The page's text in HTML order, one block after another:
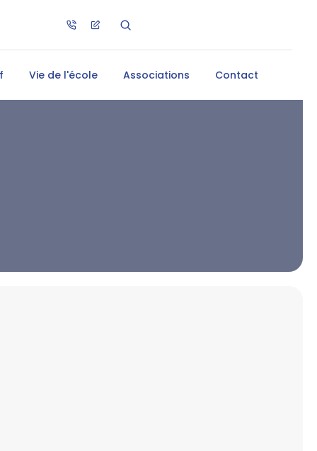
Vie de l'école Associations Contact